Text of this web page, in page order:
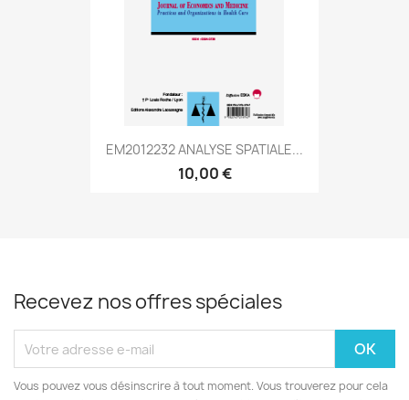
EM2012232 ANALYSE SPATIALE...
10,00 €
Recevez nos offres spéciales
Vous pouvez vous désinscrire à tout moment. Vous trouverez pour cela